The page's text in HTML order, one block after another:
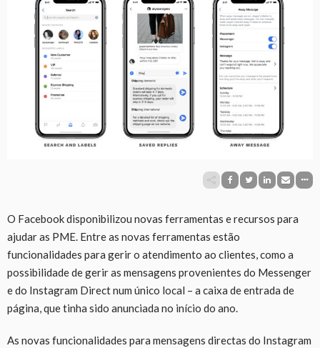
O Facebook disponibilizou novas ferramentas e recursos para
ajudar as PME. Entre as novas ferramentas estão
funcionalidades para gerir o atendimento ao clientes, como a
possibilidade de gerir as mensagens provenientes do Messenger
e do Instagram Direct num único local – a caixa de entrada de
página, que tinha sido anunciada no início do ano.
As novas funcionalidades para mensagens directas do Instagram